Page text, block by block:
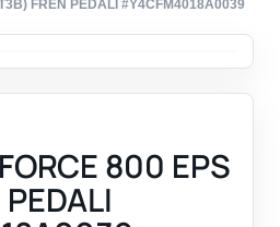
FREN PEDALI #Y4CFM4018A0039
800 EPS